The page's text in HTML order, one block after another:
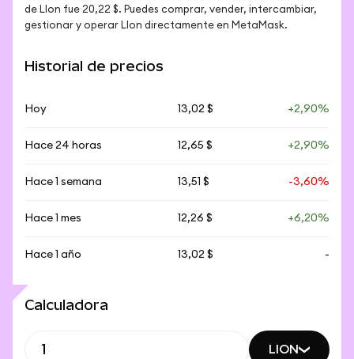
de LIon fue 20,22 $. Puedes comprar, vender, intercambiar,
gestionar y operar LIon directamente en MetaMask.
Historial de precios
Hoy 13,02 $ +2,90%
Hace 24 horas 12,65 $ +2,90%
Hace 1 semana 13,51 $ -3,60%
Hace 1 mes 12,26 $ +6,20%
Hace 1 año 13,02 $ -
Calculadora
LION